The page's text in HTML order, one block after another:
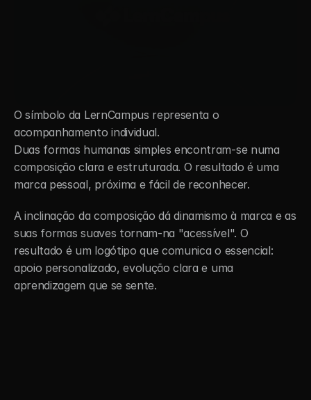
O símbolo da LernCampus representa o
acompanhamento individual.
Duas formas humanas simples encontram-se numa
composição clara e estruturada. O resultado é uma
marca pessoal, próxima e fácil de reconhecer.
A inclinação da composição dá dinamismo à marca e as
suas formas suaves tornam-na "acessível". O
resultado é um logótipo que comunica o essencial:
apoio personalizado, evolução clara e uma
aprendizagem que se sente.